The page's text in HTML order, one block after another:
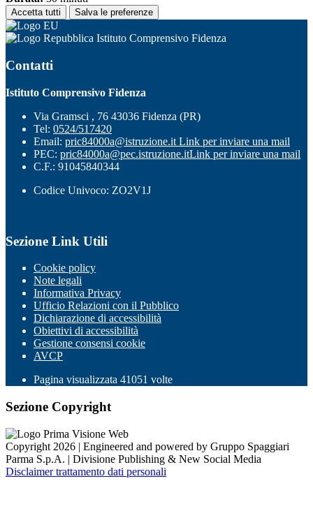
Accetta tutti Salva le preferenze
Istituto Comprensivo Fidenza
Contatti
Istituto Comprensivo Fidenza
Via Gramsci , 76 43036 Fidenza (PR)
Tel: 0524/517420
Email: pric84000a@istruzione.it Link per inviare una mail
PEC: pric84000a@pec.istruzione.itLink per inviare una mail
C.F.: 91045840344
Codice Univoco: ZO2V1J
Sezione Link Utili
Cookie policy
Note legali
Informativa Privacy
Ufficio Relazioni con il Pubblico
Dichiarazione di accessibilità
Obiettivi di accessibilità
Gestione consensi cookie
AVCP
Pagina visualizzata 41051 volte
Sezione Copyright
Copyright 2026 | Engineered and powered by Gruppo Spaggiari
Parma S.p.A. | Divisione Publishing & New Social Media
Disclaimer trattamento dati personali